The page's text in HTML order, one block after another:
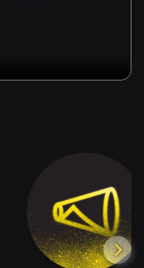
中市西屯區惠來路二
舞者劉諭萱、舞者賴
臻、舞者李境潔、舞